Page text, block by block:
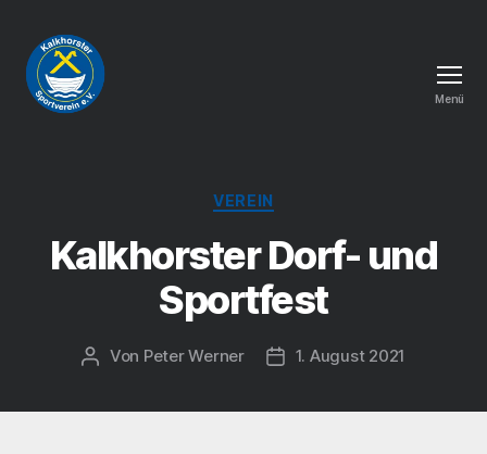
Menü
Kategorien
VEREIN
Kalkhorster Dorf- und
Sportfest
Beitragsautor
Von Peter Werner Veröffentlichungsdatum
1. August 2021